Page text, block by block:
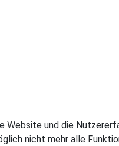
Website und die
nicht mehr alle